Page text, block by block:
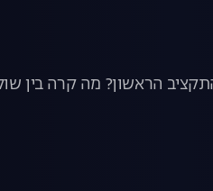
הראשון? מה קרה בין